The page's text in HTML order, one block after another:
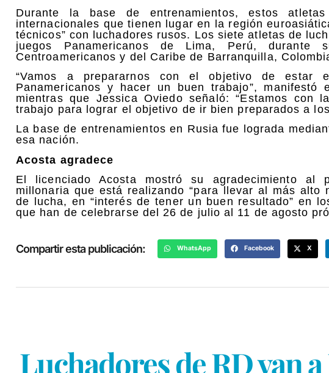
Durante la base de entrenamientos, estos
internacionales que tienen lugar en la región
técnicos” con luchadores rusos. Los siete atletas de
juegos Panamericanos de Lima, Perú, durante
Centroamericanos y del Caribe de Barranquilla,
“Vamos a prepararnos con el objetivo de estar
Panamericanos y hacer un buen trabajo”, manifestó
mientras que Jessica Oviedo señaló: “Estamos con
trabajo para lograr el objetivo de ir bien preparados a
La base de entrenamientos en Rusia fue lograda
esa nación.
Acosta agradece
El licenciado Acosta mostró su agradecimiento al
millonaria que está realizando “para llevar al más alto
de lucha, en “interés de tener un buen resultado” en
que han de celebrarse del 26 de julio al 11 de agosto
Compartir esta publicación: WhatsApp Facebook X
Luchadores de RD van